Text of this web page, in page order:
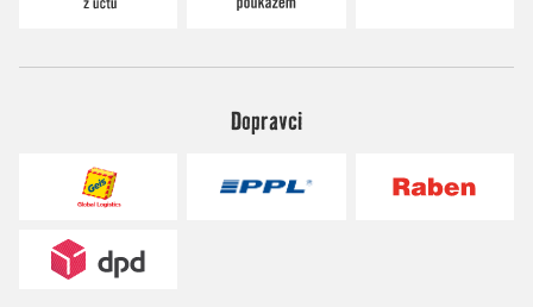
Dopravci